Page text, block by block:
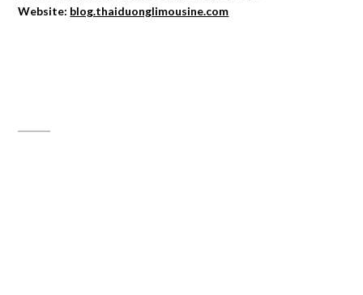
Website: blog.thaiduonglimousine.com